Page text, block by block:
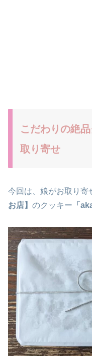
こだわりの絶
取り寄せ
今回は、娘がお取り寄
お店】 のクッキー 「